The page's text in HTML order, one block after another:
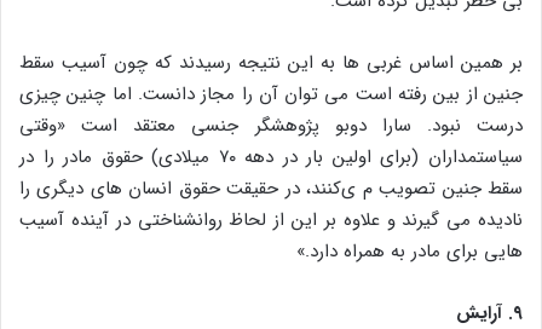
بر همین اساس غربی‌ ها به این نتیجه رسیدند که چون آسیب سقط
جنین از بین رفته است می‌ توان آن را مجاز دانست. اما چنین چیزی
درست نبود. سارا دوبو پژوهشگر جنسی معتقد است «وقتی
سیاستمداران (برای اولین بار در دهه ۷۰ میلادی) حقوق مادر را در
سقط جنین تصویب م ی‌کنند، در حقیقت حقوق انسان‌ های دیگری را
نادیده می‌ گیرند و علاوه بر این از لحاظ روانشناختی در آینده آسیب‌
هایی برای مادر به همراه دارد.»
۹. آرایش